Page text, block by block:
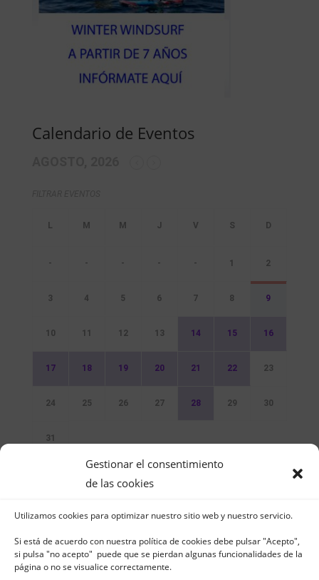
Gestionar el consentimiento
de las cookies
Utilizamos cookies para optimizar nuestro sitio web y nuestro servicio.
Si está de acuerdo con nuestra política de cookies debe pulsar "Acepto",
si pulsa "no acepto" puede que se pierdan algunas funcionalidades de la
página o no se visualice correctamente.
Calendario de Eventos
- - - - - 1 2
3 4 5 6 7 8 9
10 11 12 13 14 15 16
17 18 19 20 21 22 23
24 25 26 27 28 29 30
31
Sin Eventos
Club Naútico de Jávea - Muelle Norte s/n |